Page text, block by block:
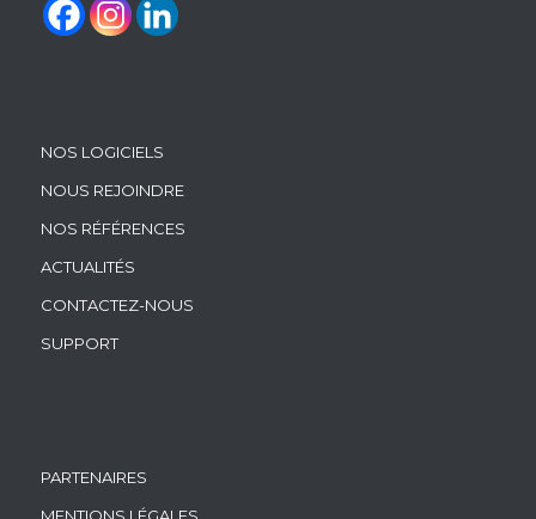
NOS LOGICIELS
NOUS REJOINDRE
NOS RÉFÉRENCES
ACTUALITÉS
CONTACTEZ-NOUS
SUPPORT
PARTENAIRES
MENTIONS LÉGALES